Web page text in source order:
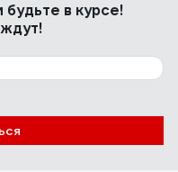
будьте в курсе!